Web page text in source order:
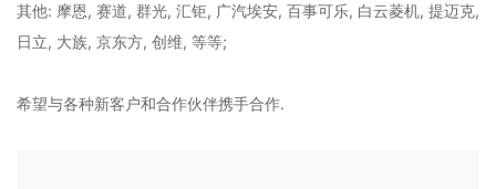
其他: 摩恩, 赛道, 群光, 汇钜, 广汽埃安, 百事可乐, 白云菱机, 提迈克,
日立, 大族, 京东方, 创维, 等等;
希望与各种新客户和合作伙伴携手合作.